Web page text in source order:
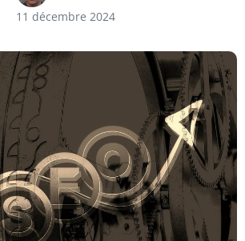
11 décembre 2024